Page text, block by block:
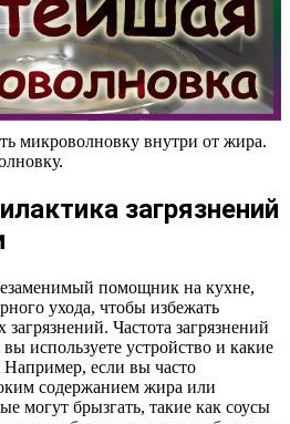
внутри от жира.
загрязнений
помощник на кухне,
ухода, чтобы избежать
Частота загрязнений
вы используете устройство и какие
если вы часто
содержанием жира или
могут брызгать, такие как соусы